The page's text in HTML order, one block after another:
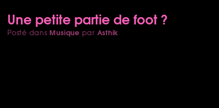
Une petite partie de foot ?
Posté dans Musique par Asthik